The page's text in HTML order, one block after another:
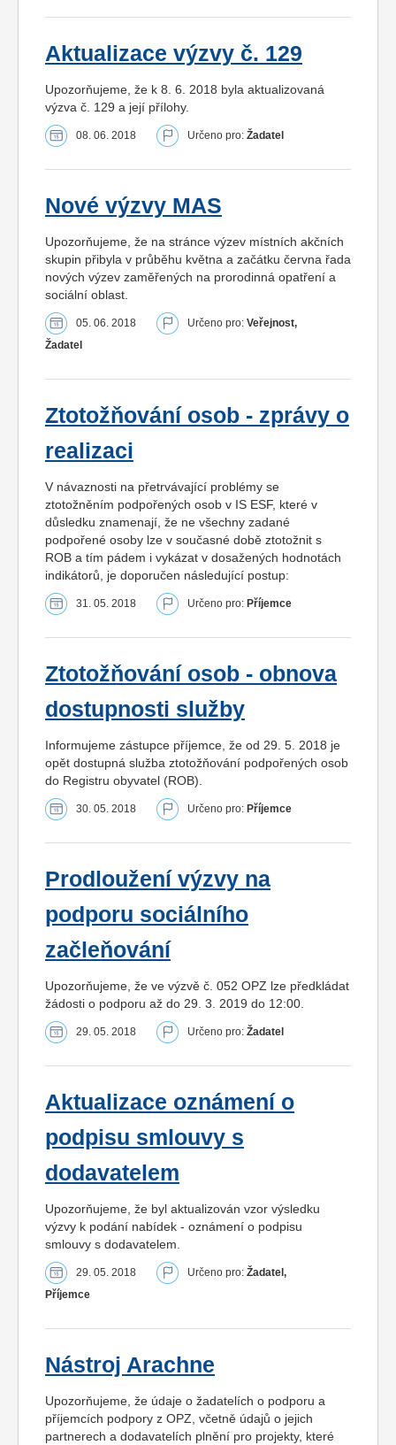
Aktualizace výzvy č. 129
Upozorňujeme, že k 8. 6. 2018 byla aktualizovaná
výzva č. 129 a její přílohy.
08. 06. 2018 Určeno pro: Žadatel
Nové výzvy MAS
Upozorňujeme, že na stránce výzev místních akčních
skupin přibyla v průběhu května a začátku června řada
nových výzev zaměřených na prorodinná opatření a
sociální oblast.
05. 06. 2018 Určeno pro: Veřejnost,
Žadatel
Ztotožňování osob - zprávy o
realizaci
V návaznosti na přetrvávající problémy se
ztotožněním podpořených osob v IS ESF, které v
důsledku znamenají, že ne všechny zadané
podpořené osoby lze v současné době ztotožnit s
ROB a tím pádem i vykázat v dosažených hodnotách
indikátorů, je doporučen následující postup:
31. 05. 2018 Určeno pro: Příjemce
Ztotožňování osob - obnova
dostupnosti služby
Informujeme zástupce příjemce, že od 29. 5. 2018 je
opět dostupná služba ztotožňování podpořených osob
do Registru obyvatel (ROB).
30. 05. 2018 Určeno pro: Příjemce
Prodloužení výzvy na
podporu sociálního
začleňování
Upozorňujeme, že ve výzvě č. 052 OPZ lze předkládat
žádosti o podporu až do 29. 3. 2019 do 12:00.
29. 05. 2018 Určeno pro: Žadatel
Aktualizace oznámení o
podpisu smlouvy s
dodavatelem
Upozorňujeme, že byl aktualizován vzor výsledku
výzvy k podání nabídek - oznámení o podpisu
smlouvy s dodavatelem.
29. 05. 2018 Určeno pro: Žadatel,
Příjemce
Nástroj Arachne
Upozorňujeme, že údaje o žadatelích o podporu a
příjemcích podpory z OPZ, včetně údajů o jejich
partnerech a dodavatelích plnění pro projekty, které